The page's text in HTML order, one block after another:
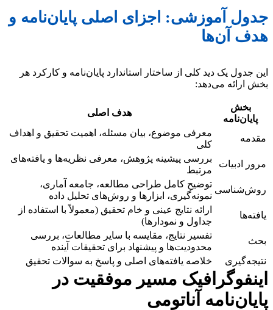
جدول آموزشی: اجزای اصلی پایان‌نامه و
هدف آن‌ها
این جدول یک دید کلی از ساختار استاندارد پایان‌نامه و کارکرد هر
بخش ارائه می‌دهد:
بخش
پایان‌نامه
هدف اصلی
مقدمه
معرفی موضوع، بیان مسئله، اهمیت تحقیق و اهداف
کلی
مرور ادبیات
بررسی پیشینه پژوهش، معرفی نظریه‌ها و یافته‌های
مرتبط
روش‌شناسی
توضیح کامل طراحی مطالعه، جامعه آماری،
نمونه‌گیری، ابزارها و روش‌های تحلیل داده
یافته‌ها
ارائه نتایج عینی و خام تحقیق (معمولاً با استفاده از
جداول و نمودارها)
بحث
تفسیر نتایج، مقایسه با سایر مطالعات، بررسی
محدودیت‌ها و پیشنهاد برای تحقیقات آینده
نتیجه‌گیری
خلاصه یافته‌های اصلی و پاسخ به سوالات تحقیق
اینفوگرافیک مسیر موفقیت در
پایان‌نامه آناتومی